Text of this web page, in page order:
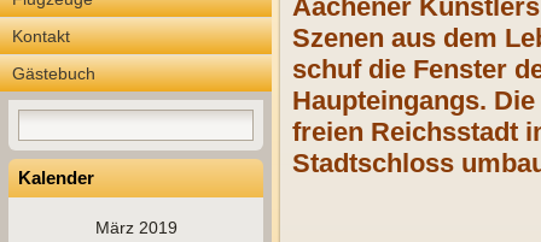
Kontakt
Gästebuch
Kalender
März 2019
Aachener
Szenen aus dem
schuf die Fenster
Haupteingangs.
freien Reichsstadt
Stadtschloss